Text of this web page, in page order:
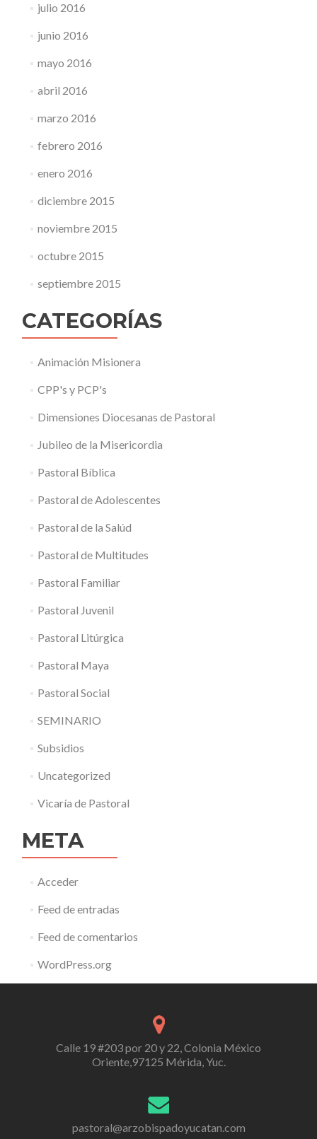
julio 2016
junio 2016
mayo 2016
abril 2016
marzo 2016
febrero 2016
enero 2016
diciembre 2015
noviembre 2015
octubre 2015
septiembre 2015
CATEGORÍAS
Animación Misionera
CPP's y PCP's
Dimensiones Diocesanas de Pastoral
Jubileo de la Misericordia
Pastoral Bíblica
Pastoral de Adolescentes
Pastoral de la Salúd
Pastoral de Multitudes
Pastoral Familiar
Pastoral Juvenil
Pastoral Litúrgica
Pastoral Maya
Pastoral Social
SEMINARIO
Subsidios
Uncategorized
Vicaría de Pastoral
META
Acceder
Feed de entradas
Feed de comentarios
WordPress.org
Calle 19 #203 por 20 y 22, Colonia México
Oriente,97125 Mérida, Yuc.
pastoral@arzobispadoyucatan.com